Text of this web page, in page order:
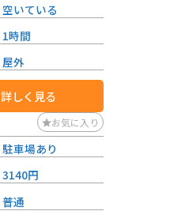
空いている
1時間
屋外
詳しく見る
お気に入り
駐車場あり
3140円
普通